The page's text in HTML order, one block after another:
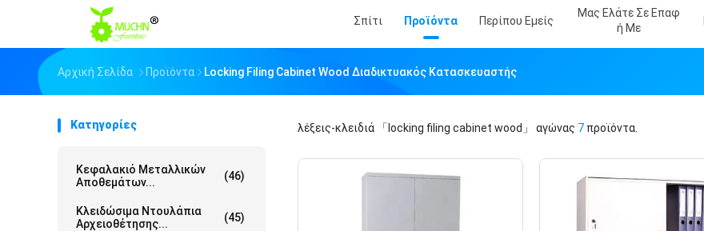
Σπίτι Προϊόντα Περίπου Εμείς
Μας Ελάτε Σε Επαφ
Ή Με
Αρχική Σελίδα Προϊόντα Locking Filing Cabinet Wood Διαδικτυακός Κατασκευαστής
Κατηγορίες
Κεφαλακιό Μεταλλικών
Αποθεμάτων...
(46)
Κλειδώσιμα Ντουλάπια
Αρχειοθέτησης...
(45)
λέξεις-κλειδιά 「locking filing cabinet wood」 αγώνας 7 προϊόντα.